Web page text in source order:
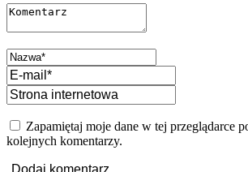
Zapamiętaj moje dane w tej przeglądarce
kolejnych komentarzy.